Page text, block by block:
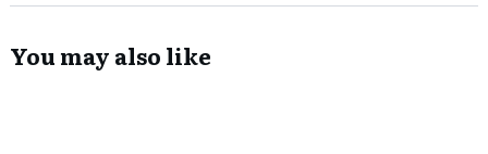
You may also like